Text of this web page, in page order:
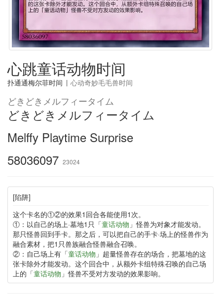
心跳童话动物时间
扑通通梅尔菲时间 | 心动奇妙毛毛兽时间
どきどきメルフィータイム
どきどきメルフィータイム
Melffy Playtime Surprise
58036097 23024
[陷阱]
这个卡名的①②的效果1回合各能使用1次。
①：以自己的场上·墓地1只「童话动物 」怪兽为对象才能发动。
那只怪兽回到手卡。那之后，可以把自己的手卡·场上的怪兽作为
融合素材，把1只兽族融合怪兽融合召唤。
②：自己场上有「童话动物 」超量怪兽存在的场合，把墓地的这
张卡除外才能发动。这个回合中，从额外卡组特殊召唤的自己场
上的「童话动物 」怪兽不受对方发动的效果影响。